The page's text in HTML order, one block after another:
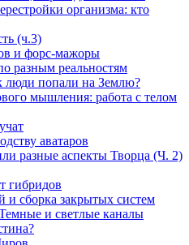
организма: кто
(ч.3)
и форс-мажоры
разным реальностям
люди попали на Землю?
мышления: работа с телом
аватаров
разные аспекты Творца (Ч. 2)
гибридов
и сборка закрытых систем
и светлые каналы